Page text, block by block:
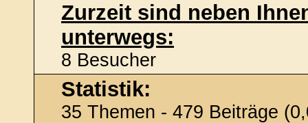
Zurzeit sind neben
unterwegs:
8 Besucher
Statistik:
35 Themen - 479 Beiträge